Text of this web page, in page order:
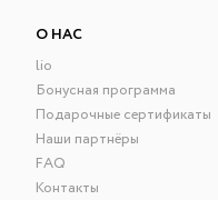
О НАС
lio
Бонусная программа
Подарочные сертификаты
Наши партнёры
FAQ
Контакты